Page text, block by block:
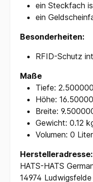
ein Steckfach
ein
Besonderheiten:
RFID-Schutz
Maße
Tiefe:
Höhe:
Breite:
Gewicht: 0.12
Volumen: 0 Liter
Herstelleradresse:
HATS-HATS
14974